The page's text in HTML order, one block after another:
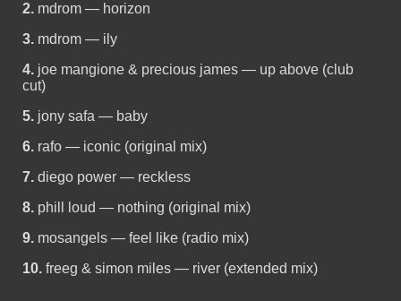
2. mdrom — horizon
3. mdrom — ily
4. joe mangione & precious james — up above (club
cut)
5. jony safa — baby
6. rafo — iconic (original mix)
7. diego power — reckless
8. phill loud — nothing (original mix)
9. mosangels — feel like (radio mix)
10. freeg & simon miles — river (extended mix)